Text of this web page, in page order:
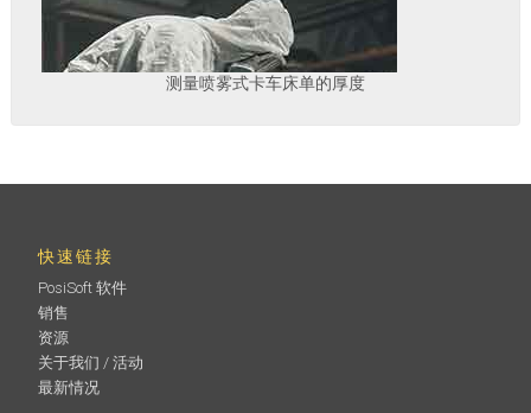
测量喷雾式卡车床单的厚度
快速链接
PosiSoft 软件
销售
资源
关于我们 / 活动
最新情况